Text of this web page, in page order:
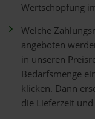
Wertschöpfung
Welche
angeboten
in unseren
Bedarfsmenge
klicken. Dann
die Lieferzeit